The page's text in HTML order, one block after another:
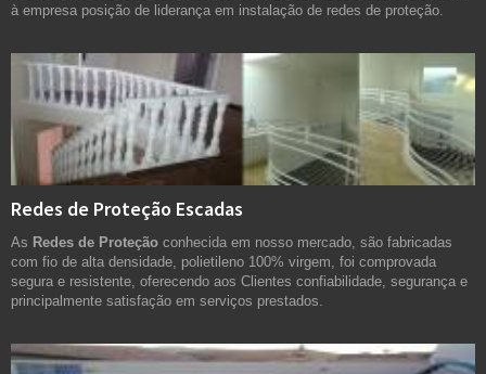
à empresa posição de liderança em instalação de redes de proteção.
Redes de Proteção Escadas
As Redes de Proteção conhecida em nosso mercado, são fabricadas
com fio de alta densidade, polietileno 100% virgem, foi comprovada
segura e resistente, oferecendo aos Clientes confiabilidade, segurança e
principalmente satisfação em serviços prestados.